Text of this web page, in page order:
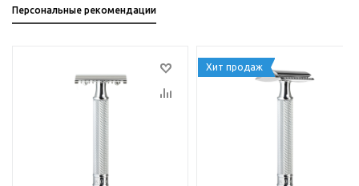
Персональные рекомендации
Хит продаж